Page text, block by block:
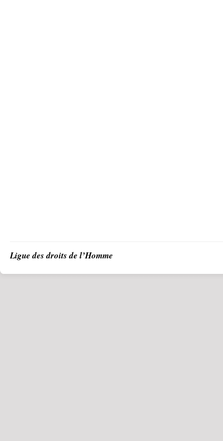
Ligue des droits de l’Homme